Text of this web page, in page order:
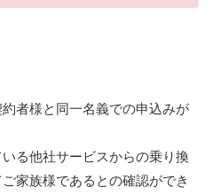
者様と同一名義での申込みが
る他社サービスからの乗り換
家族様であるとの確認ができ